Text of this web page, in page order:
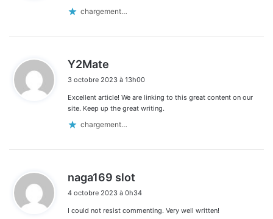
chargement…
Y2Mate
t
:
3 octobre 2023 à 13h00
Excellent article! We are linking to this great content on our
site. Keep up the great writing.
chargement…
naga169 slot
t
4 octobre 2023 à 0h34
I could not resist commenting. Very well written!